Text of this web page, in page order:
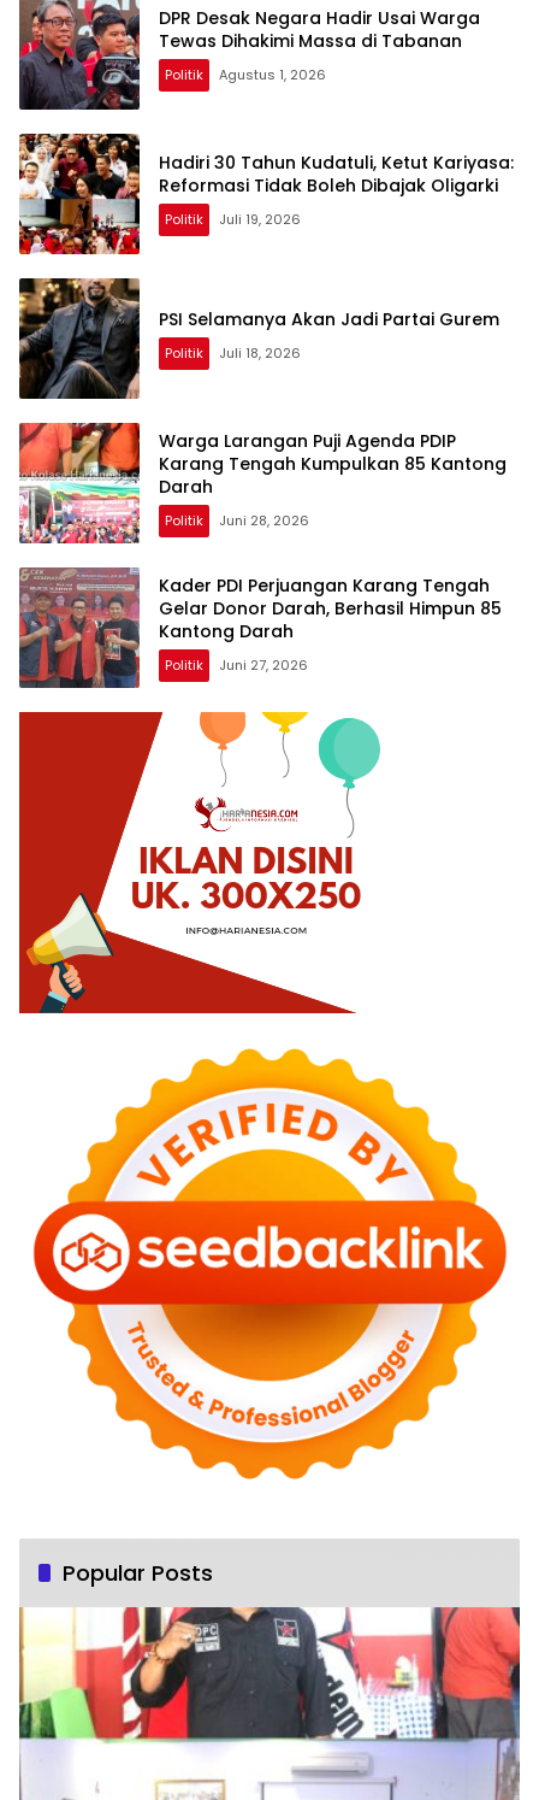
DPR Desak Negara Hadir Usai Warga
Tewas Dihakimi Massa di Tabanan
Politik Agustus 1, 2026
Hadiri 30 Tahun Kudatuli, Ketut Kariyasa:
Reformasi Tidak Boleh Dibajak Oligarki
Politik Juli 19, 2026
PSI Selamanya Akan Jadi Partai Gurem
Politik Juli 18, 2026
Warga Larangan Puji Agenda PDIP
Karang Tengah Kumpulkan 85 Kantong
Darah
Politik Juni 28, 2026
Kader PDI Perjuangan Karang Tengah
Gelar Donor Darah, Berhasil Himpun 85
Kantong Darah
Politik Juni 27, 2026
Popular Posts